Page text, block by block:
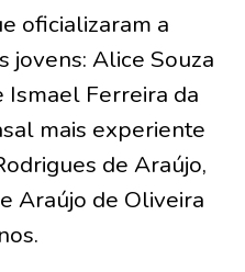
oficializaram a
jovens: Alice Souza
Ismael Ferreira da
mais experiente
de Araújo,
Araújo de Oliveira
.